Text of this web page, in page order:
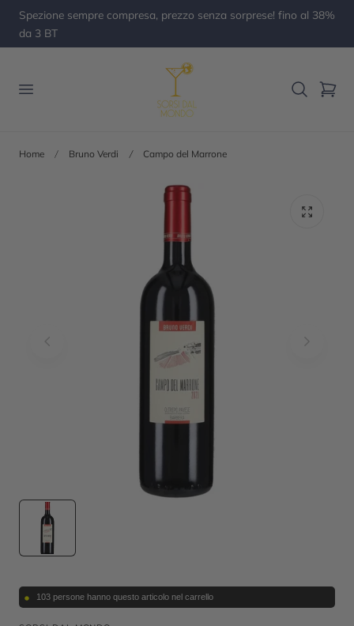
contenuto
Spezione sempre compresa, prezzo senza sorprese! fino al 38%
da 3 BT
Carrello
Home Bruno Verdi Campo del Marrone
• 103 persone hanno questo articolo nel carrello